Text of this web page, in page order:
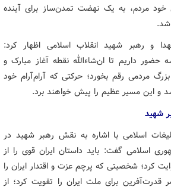
خود مردم، به یک نهضت تمدن‌ساز برای آینده
شد.
و رهبر شهید انقلاب اسلامی اظهار کرد:
داریم تا ان‌شاءالله نقطه آغاز مبارک و
مردمی رقم بخورد؛ حرکتی که آرام‌آرام خود
و این مسیر عظیم را پیش خواهند برد.
شهید
اسلامی با اشاره به نقش رهبر شهید در
اسلامی گفت: باید داستان ایران قوی را از
کرد؛ شخصیتی که پرچم عزت و اقتدار ایران را
برای ملت ایران را تقویت کرد؛ از